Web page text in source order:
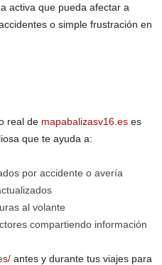
activa que pueda afectar a
o simple frustración en
real de mapabalizasv16.es es
que te ayuda a:
por accidente o avería
al volante
compartiendo información
antes y durante tus viajes para